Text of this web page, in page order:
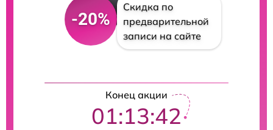
-20%
Скидка по
предварительной
записи на сайте
Конец акции
01:13:42